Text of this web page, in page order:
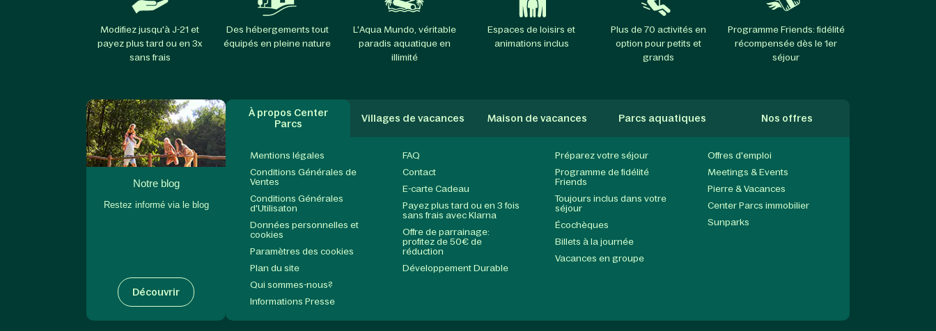
Modifiez jusqu'à J-21 et
payez plus tard ou en 3x
sans frais
Des hébergements tout
équipés en pleine nature
L'Aqua Mundo, véritable
paradis aquatique en
illimité
Espaces de loisirs et
animations inclus
Plus de 70 activités en
option pour petits et
grands
Programme Friends: fidélité
récompensée dès le 1er
séjour
Notre blog
Restez informé via le blog
Découvrir
À propos Center
Parcs
Villages de vacances Maison de vacances Parcs aquatiques Nos offres
Mentions légales
Conditions Générales de
Ventes
Conditions Générales
d'Utilisaton
Données personnelles et
cookies
Paramètres des cookies
Plan du site
Qui sommes-nous?
Informations Presse
FAQ
Contact
E-carte Cadeau
Payez plus tard ou en 3 fois
sans frais avec Klarna
Offre de parrainage:
profitez de 50€ de
réduction
Développement Durable
Préparez votre séjour
Programme de fidélité
Friends
Toujours inclus dans votre
séjour
Écochèques
Billets à la journée
Vacances en groupe
Offres d'emploi
Meetings & Events
Pierre & Vacances
Center Parcs immobilier
Sunparks